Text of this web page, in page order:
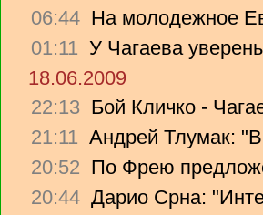
06:44 На молодежное
01:11 У Чагаева
18.06.2009
22:13 Бой Кличко -
21:11 Андрей Тлумак:
20:52 По Фрею
20:44 Дарио Срна: